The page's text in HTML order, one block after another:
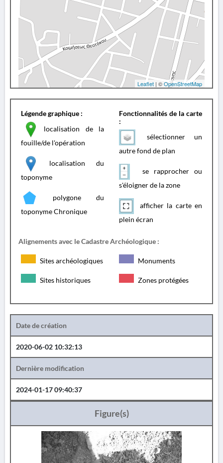
Leaflet | ©OpenStreetMap
Légende graphique :
localisation de la
fouille/de l'opération
localisation du
toponyme
polygone du
toponyme Chronique
Fonctionnalités de la carte
:
sélectionner un
autre fond de plan
se rapprocher ou
s'éloigner de la zone
afficher la carte en
plein écran
Alignements avec le Cadastre Archéologique :
Sites archéologiques Monuments
Sites historiques Zones protégées
Date de création
2020-06-02 10:32:13
Dernière modification
2024-01-17 09:40:37
Figure(s)